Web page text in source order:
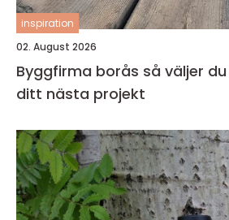
inspiration
02. August 2026
Byggfirma borås så väljer du rätt partner för
ditt nästa projekt